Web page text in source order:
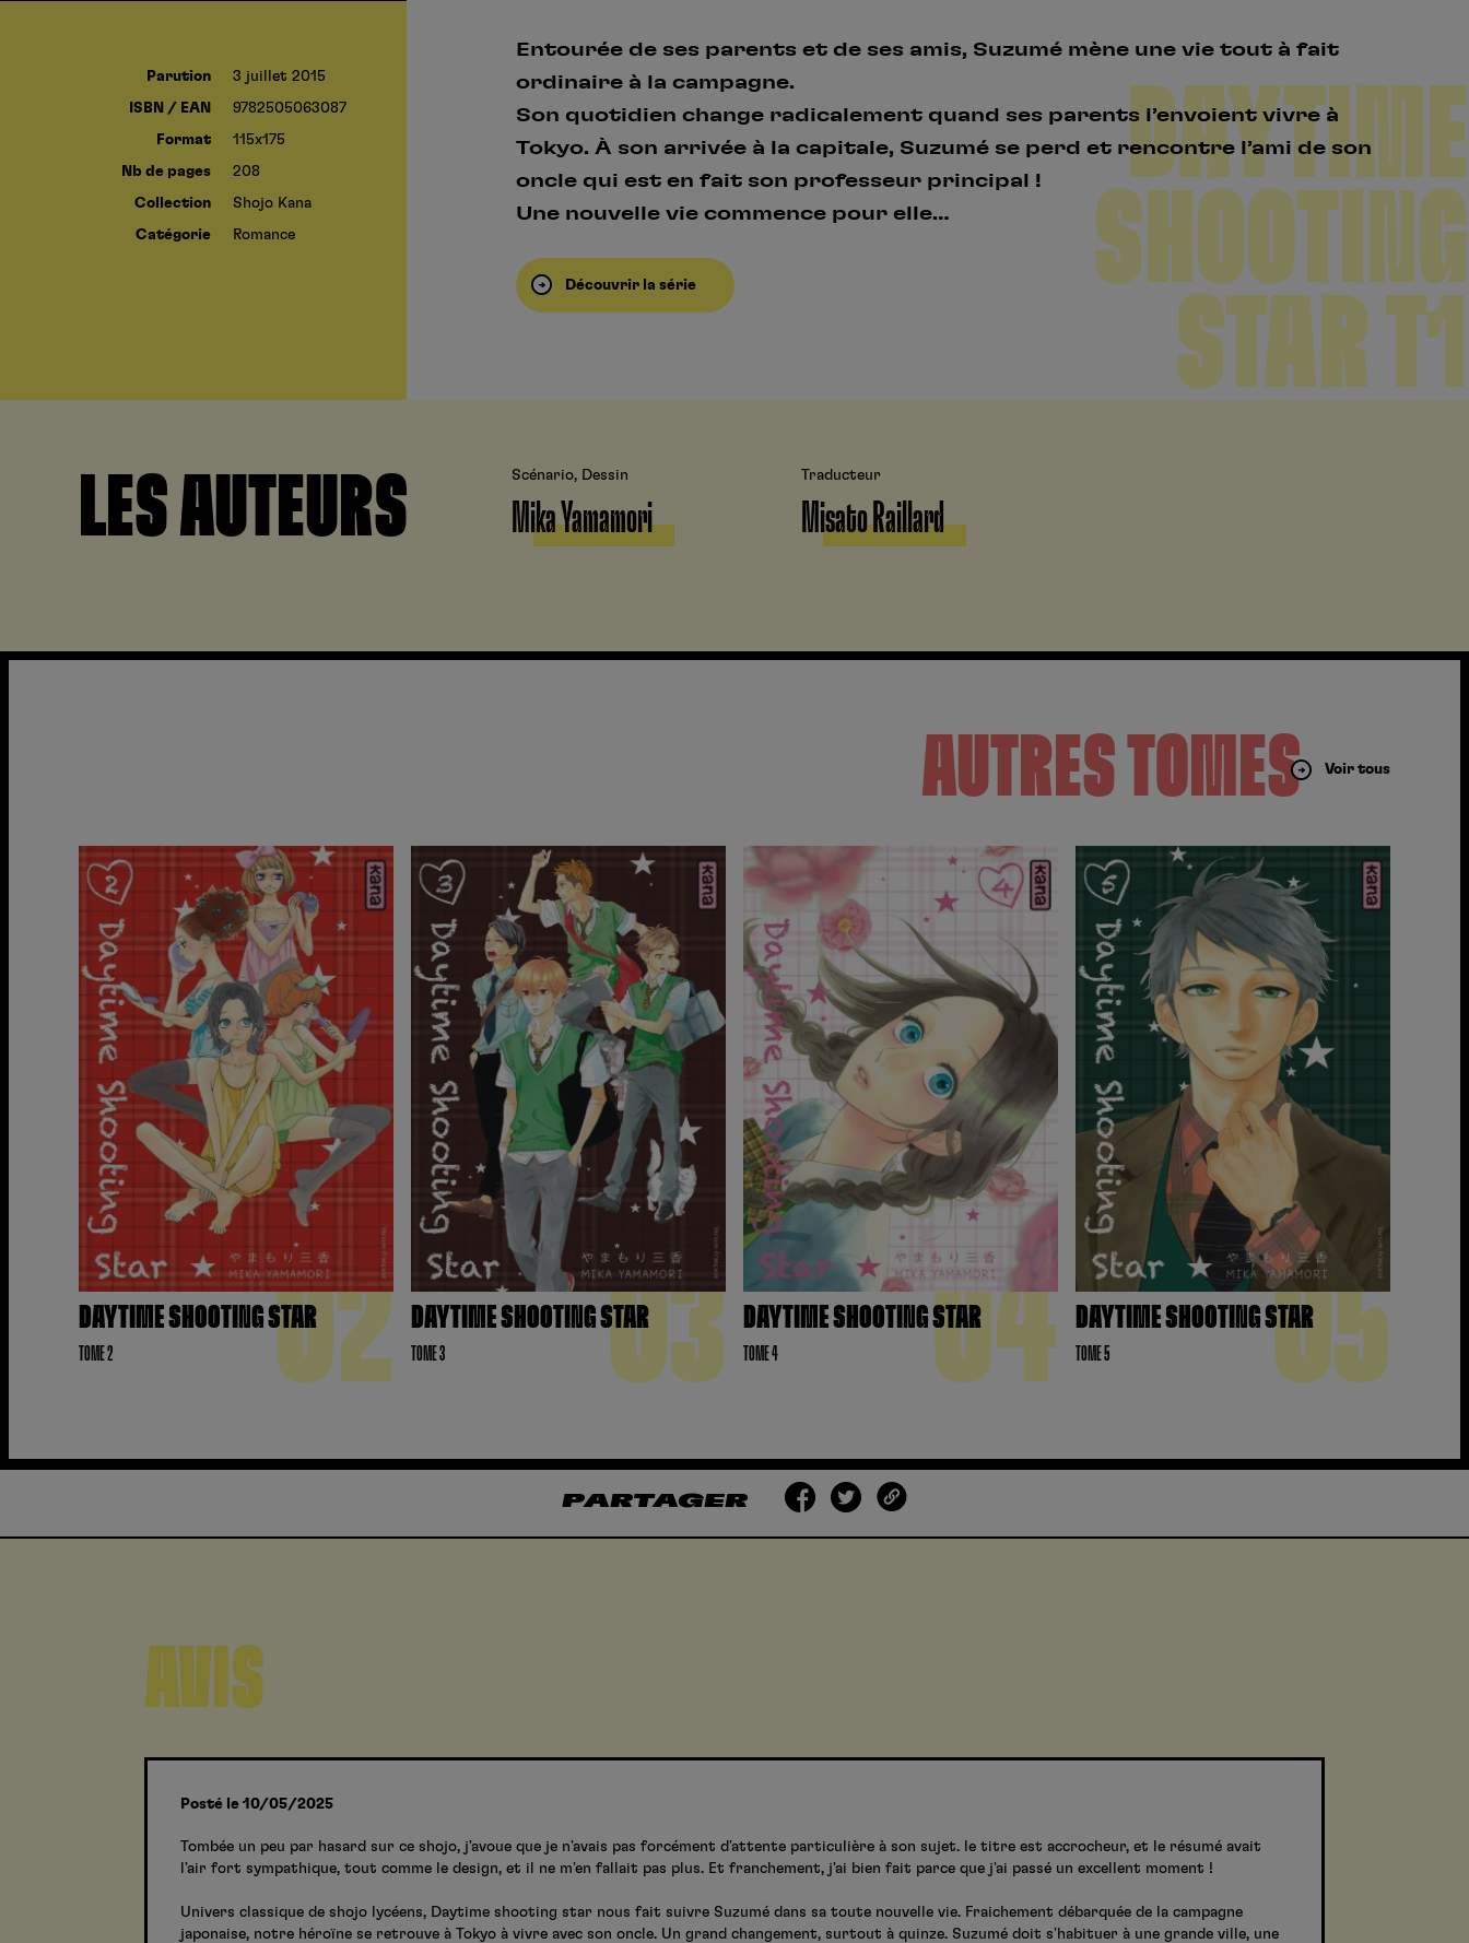
Parution 3 juillet 2015
ISBN / EAN 9782505063087
Format 115x175
Nb de pages 208
Collection Shojo Kana
Catégorie Romance
Entourée de ses parents et de ses amis, Suzumé mène une vie tout à fait
ordinaire à la campagne.
Son quotidien change radicalement quand ses parents l’envoient vivre à
Tokyo. À son arrivée à la capitale, Suzumé se perd et rencontre l’ami de son
oncle qui est en fait son professeur principal !
Une nouvelle vie commence pour elle…
Découvrir la série
DAYTIME
SHOOTING
STAR T1
LES AUTEURS Scénario, Dessin
Mika Yamamori
Traducteur
Misato Raillard
AUTRES TOMES Voir tous
DAYTIME SHOOTING STAR
TOME 2 02 DAYTIME SHOOTING STAR
TOME 3 03 DAYTIME SHOOTING STAR
TOME 4 04 DAYTIME SHOOTING STAR
TOME 5 05
PARTAGER
AVIS
Posté le 10/05/2025
Tombée un peu par hasard sur ce shojo, j'avoue que je n'avais pas forcément d'attente particulière à son sujet. le titre est accrocheur, et le résumé avait
l'air fort sympathique, tout comme le design, et il ne m'en fallait pas plus. Et franchement, j'ai bien fait parce que j'ai passé un excellent moment !
Univers classique de shojo lycéens, Daytime shooting star nous fait suivre Suzumé dans sa toute nouvelle vie. Fraichement débarquée de la campagne
japonaise, notre héroïne se retrouve à Tokyo à vivre avec son oncle. Un grand changement, surtout à quinze. Suzumé doit s'habituer à une grande ville, une